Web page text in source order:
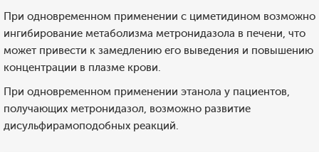
При одновременном применении с циметидином возможно
ингибирование метаболизма метронидазола в печени, что
может привести к замедлению его выведения и повышению
концентрации в плазме крови.
При одновременном применении этанола у пациентов,
получающих метронидазол, возможно развитие
дисульфирамоподобных реакций.